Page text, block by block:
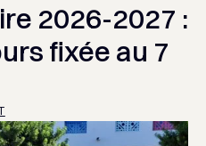
2026-2027 :
fixée au 7